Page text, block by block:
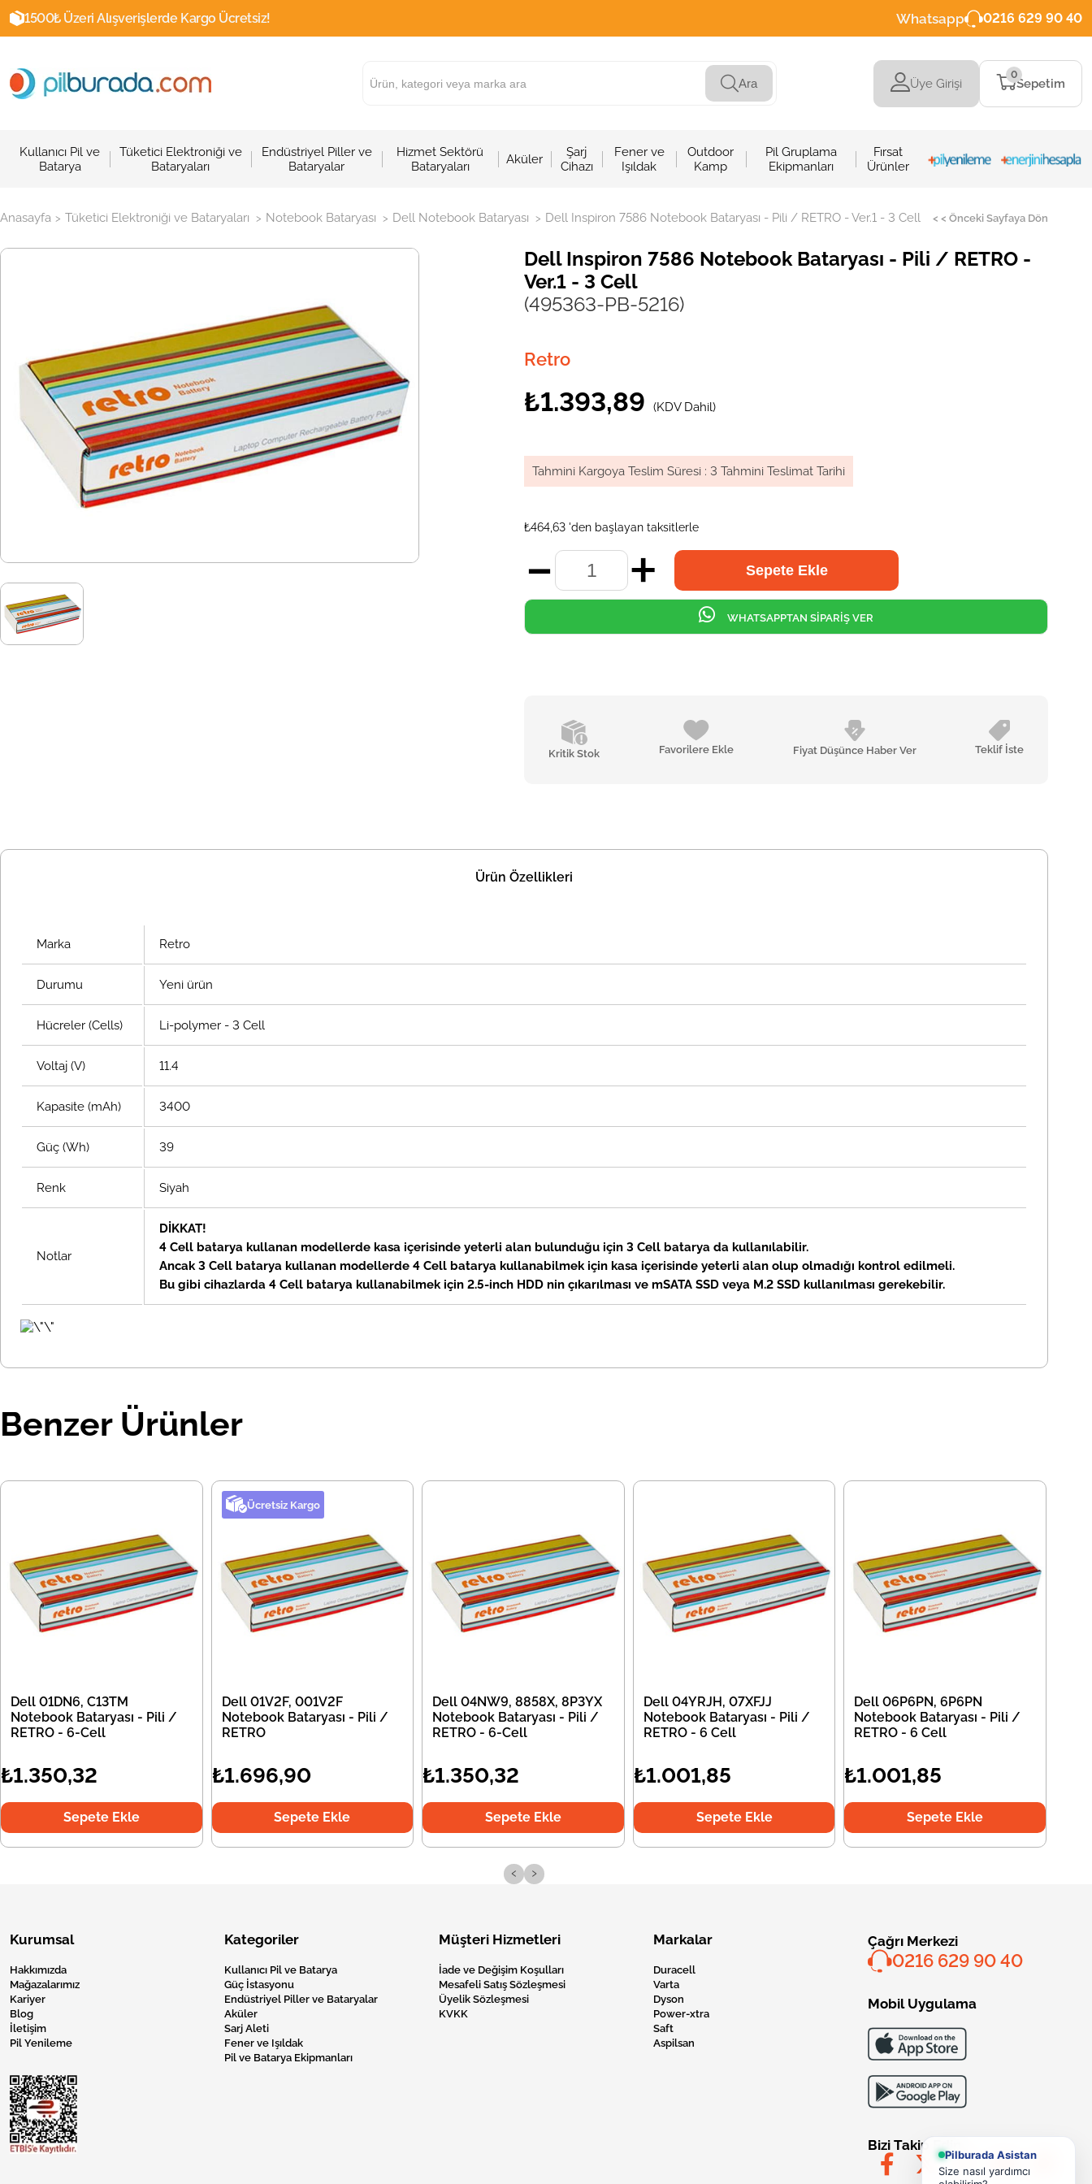
1500₺ Üzeri Alışverişlerde Kargo Ücretsiz! Whatsapp 0216 629 90 40
Ara Üye Girişi Sepetim
0
Kullanıcı Pil ve
Batarya
Tüketici Elektroniği ve
Bataryaları
Endüstriyel Piller ve
Bataryalar
Hizmet Sektörü
Bataryaları
Aküler
Şarj
Cihazı
Fener ve
Işıldak
Outdoor
Kamp
Pil Gruplama
Ekipmanları
Fırsat
Ürünler
Anasayfa > Tüketici Elektroniği ve Bataryaları > Notebook Bataryası > Dell Notebook Bataryası > Dell Inspiron 7586 Notebook Bataryası - Pili / RETRO - Ver.1 - 3 Cell < < Önceki Sayfaya Dön
Dell Inspiron 7586 Notebook Bataryası - Pili / RETRO -
Ver.1 - 3 Cell
(495363-PB-5216)
Retro
₺1.393,89 (KDV Dahil)
Tahmini Kargoya Teslim Süresi : 3 Tahmini Teslimat Tarihi
₺464,63 'den başlayan taksitlerle
Kritik Stok Favorilere Ekle Fiyat Düşünce Haber Ver Teklif İste
WHATSAPPTAN SİPARİŞ VER
Ürün Özellikleri
Marka Retro
Durumu Yeni ürün
Hücreler (Cells) Li-polymer - 3 Cell
Voltaj (V) 11.4
Kapasite (mAh) 3400
Güç (Wh) 39
Renk Siyah
Notlar
DİKKAT!
4 Cell batarya kullanan modellerde kasa içerisinde yeterli alan bulunduğu için 3 Cell batarya da kullanılabilir.
Ancak 3 Cell batarya kullanan modellerde 4 Cell batarya kullanabilmek için kasa içerisinde yeterli alan olup olmadığı kontrol edilmeli.
Bu gibi cihazlarda 4 Cell batarya kullanabilmek için 2.5-inch HDD nin çıkarılması ve mSATA SSD veya M.2 SSD kullanılması gerekebilir.
Benzer Ürünler
Dell 01DN6, C13TM
Notebook Bataryası - Pili /
RETRO - 6-Cell
₺1.350,32
Sepete Ekle
Ücretsiz Kargo
Dell 01V2F, 001V2F
Notebook Bataryası - Pili /
RETRO
₺1.696,90
Sepete Ekle
Dell 04NW9, 8858X, 8P3YX
Notebook Bataryası - Pili /
RETRO - 6-Cell
₺1.350,32
Sepete Ekle
Dell 04YRJH, 07XFJJ
Notebook Bataryası - Pili /
RETRO - 6 Cell
₺1.001,85
Sepete Ekle
Dell 06P6PN, 6P6PN
Notebook Bataryası - Pili /
RETRO - 6 Cell
₺1.001,85
Sepete Ekle
‹ ›
Kurumsal
Hakkımızda
Mağazalarımız
Kariyer
Blog
İletişim
Pil Yenileme
Kategoriler
Kullanıcı Pil ve Batarya
Güç İstasyonu
Endüstriyel Piller ve Bataryalar
Aküler
Sarj Aleti
Fener ve Işıldak
Pil ve Batarya Ekipmanları
Müşteri Hizmetleri
İade ve Değişim Koşulları
Mesafeli Satış Sözleşmesi
Üyelik Sözleşmesi
KVKK
Markalar
Duracell
Varta
Dyson
Power-xtra
Saft
Aspilsan
Çağrı Merkezi
0216 629 90 40
Mobil Uygulama
Bizi Takip Edin
Pilburada Asistan
Size nasıl yardımcı